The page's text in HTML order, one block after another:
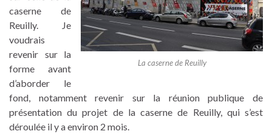
La caserne de Reuilly
caserne de
Reuilly. Je
voudrais
revenir sur la
forme avant
d’aborder le
fond, notamment revenir sur la réunion publique de
présentation du projet de la caserne de Reuilly, qui s’est
déroulée il y a environ 2 mois.